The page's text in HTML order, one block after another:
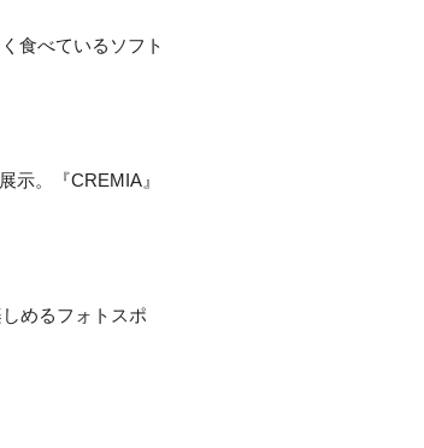
食べているソフト
示。『CREMIA』
めるフォトスポ